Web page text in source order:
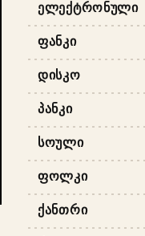
ᲔᲚᲔᲥᲢᲠᲝᲜᲣᲚᲘ
ᲤᲐᲜᲙᲘ
ᲓᲘᲡᲙᲝ
ᲞᲐᲜᲙᲘ
ᲡᲝᲣᲚᲘ
ᲤᲝᲚᲙᲘ
ᲥᲐᲜᲗᲠᲘ